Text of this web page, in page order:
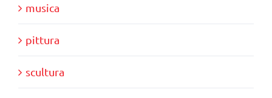
musica
pittura
scultura